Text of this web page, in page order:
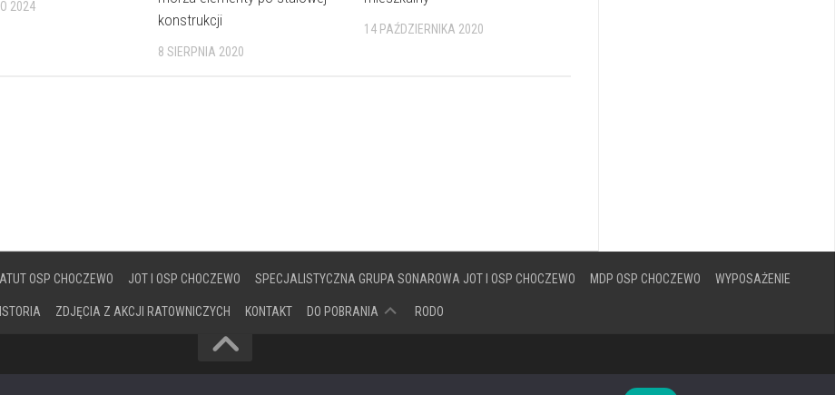
2024
konstrukcji
8 SIERPNIA 2020
14 PAŹDZIERNIKA 2020
OSP CHOCZEWO JOT I OSP CHOCZEWO SPECJALISTYCZNA GRUPA SONAROWA JOT I OSP CHOCZEWO MDP OSP CHOCZEWO WYPOSAŻENIE
ZDJĘCIA Z AKCJI RATOWNICZYCH KONTAKT DO POBRANIA RODO